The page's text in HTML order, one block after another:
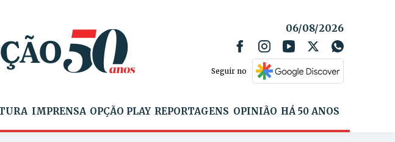
06/08/2026
Seguir no
IMPRENSA OPÇÃO PLAY REPORTAGENS OPINIÃO HÁ 50 ANOS